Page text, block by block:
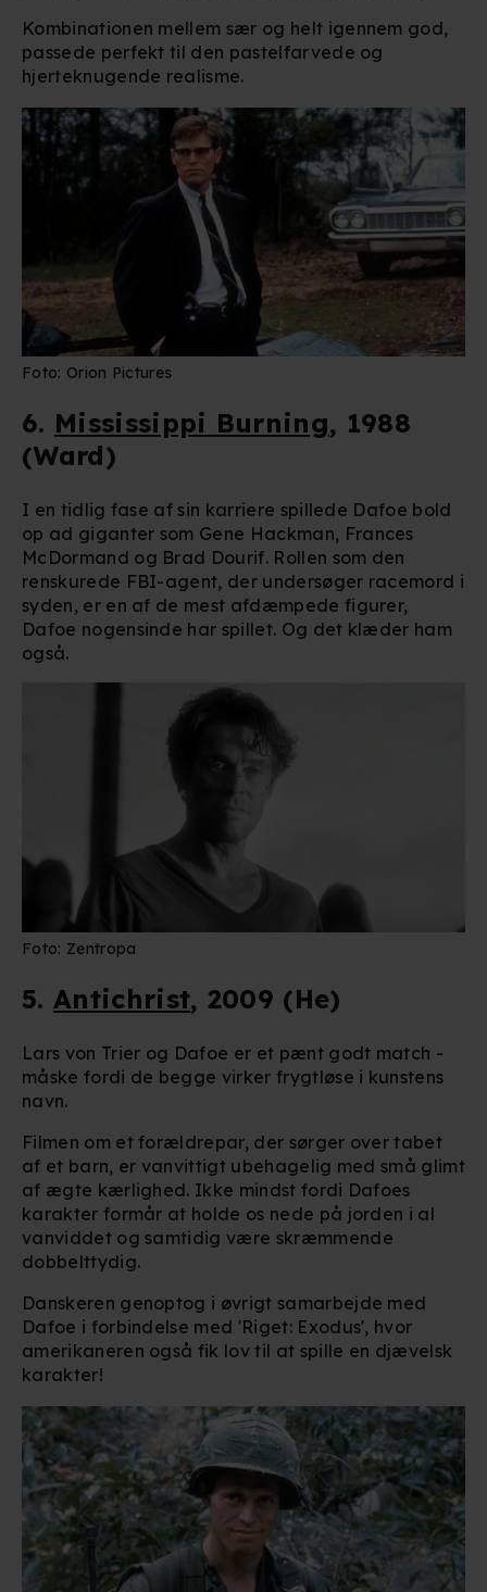
Kombinationen mellem sær og helt igennem god,
passede perfekt til den pastelfarvede og
hjerteknugende realisme.
Foto: Orion Pictures
6. Mississippi Burning, 1988
(Ward)
I en tidlig fase af sin karriere spillede Dafoe bold
op ad giganter som Gene Hackman, Frances
McDormand og Brad Dourif. Rollen som den
renskurede FBI-agent, der undersøger racemord i
syden, er en af de mest afdæmpede figurer,
Dafoe nogensinde har spillet. Og det klæder ham
også.
Foto: Zentropa
5. Antichrist, 2009 (He)
Lars von Trier og Dafoe er et pænt godt match -
måske fordi de begge virker frygtløse i kunstens
navn.
Filmen om et forældrepar, der sørger over tabet
af et barn, er vanvittigt ubehagelig med små glimt
af ægte kærlighed. Ikke mindst fordi Dafoes
karakter formår at holde os nede på jorden i al
vanviddet og samtidig være skræmmende
dobbelttydig.
Danskeren genoptog i øvrigt samarbejde med
Dafoe i forbindelse med 'Riget: Exodus', hvor
amerikaneren også fik lov til at spille en djævelsk
karakter!